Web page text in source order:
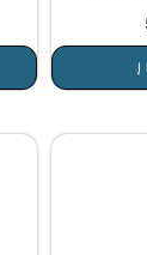
This
product
multiple
Į